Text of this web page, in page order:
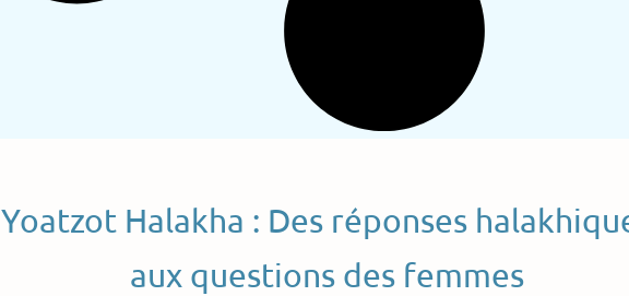
Yoatzot Halakha : Des réponses
aux questions des femmes